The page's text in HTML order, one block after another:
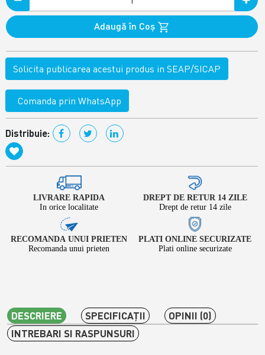
Adaugă în Coş
Solicita publicarea acestui produs in SEAP/SICAP
Comanda prin WhatsApp
Distribuie:
LIVRARE RAPIDA
In orice localitate
DREPT DE RETUR 14 ZILE
Drept de retur 14 zile
RECOMANDA UNUI PRIETEN
Recomanda unui prieten
PLATI ONLINE SECURIZATE
Plati online securizate
DESCRIERE SPECIFICAŢII
OPINII (0)
INTREBARI SI RASPUNSURI